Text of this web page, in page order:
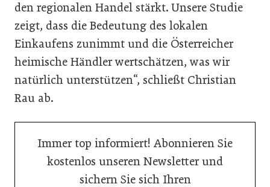
den regionalen Handel stärkt. Unsere Studie
zeigt, dass die Bedeutung des lokalen
Einkaufens zunimmt und die Österreicher
heimische Händler wertschätzen, was wir
natürlich unterstützen“, schließt Christian
Rau ab.
Immer top informiert! Abonnieren Sie
kostenlos unseren Newsletter und
sichern Sie sich Ihren